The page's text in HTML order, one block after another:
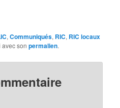
,Communiqués, RIC, RIC locaux
avec sonpermalien.